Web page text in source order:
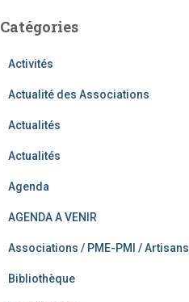
Catégories
Activités
Actualité des Associations
Actualités
Actualités
Agenda
AGENDA A VENIR
Associations / PME-PMI / Artisans
Bibliothèque